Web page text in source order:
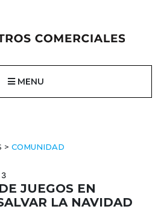
MENU
> COMUNIDAD
JUEGOS EN
LA NAVIDAD